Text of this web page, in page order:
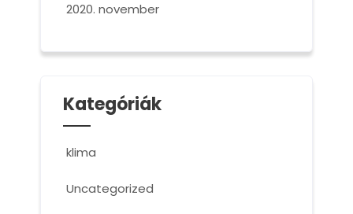
2020. november
Kategóriák
klima
Uncategorized